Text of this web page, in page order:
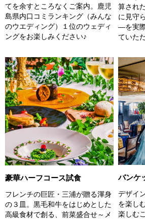
てを余すところなくご案内。鹿児
島県内口コミランキング（みんな
のウエディング）１位のウェディ
ングをお楽しみください♪
算され
に見守
―を実際
ていた
豪華ハーフコース試食
フレンチの巨匠・三浦が贈る渾身
の３皿。黒毛和牛をはじめとした
高級食材で創る、前菜盛合せ～メ
バンケ
デザイ
を楽し
楽しむ